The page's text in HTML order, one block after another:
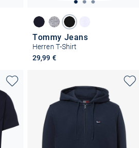
Tommy Jeans
Herren T-Shirt
29,99 €